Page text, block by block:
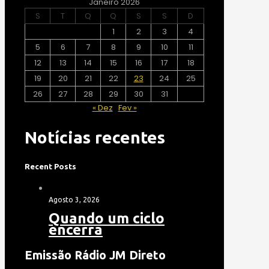
Janeiro 2026
S
T Q Q S S
D
1
2 3
4
5
6 7 8 9 10
11
12
13 14 15 16 17
18
19
20 21 22 23 24
25
26
27 28 29 30
31
« Dez Fev »
Notícias recentes
Recent Posts
Agosto 3, 2026
Quando um ciclo
encerra
Emissão Rádio JM Direto